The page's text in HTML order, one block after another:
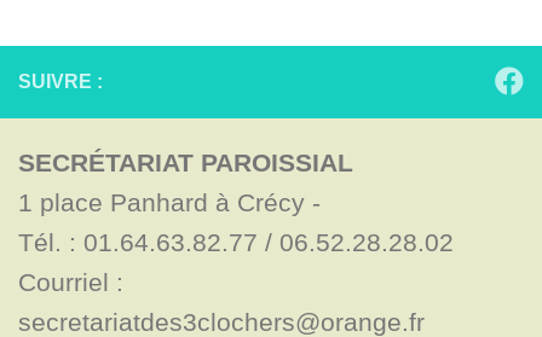
SUIVRE :
SECRÉTARIAT PAROISSIAL
1 place Panhard à Crécy -
Tél. : 01.64.63.82.77 / 06.52.28.28.02
Courriel :
secretariatdes3clochers@orange.fr